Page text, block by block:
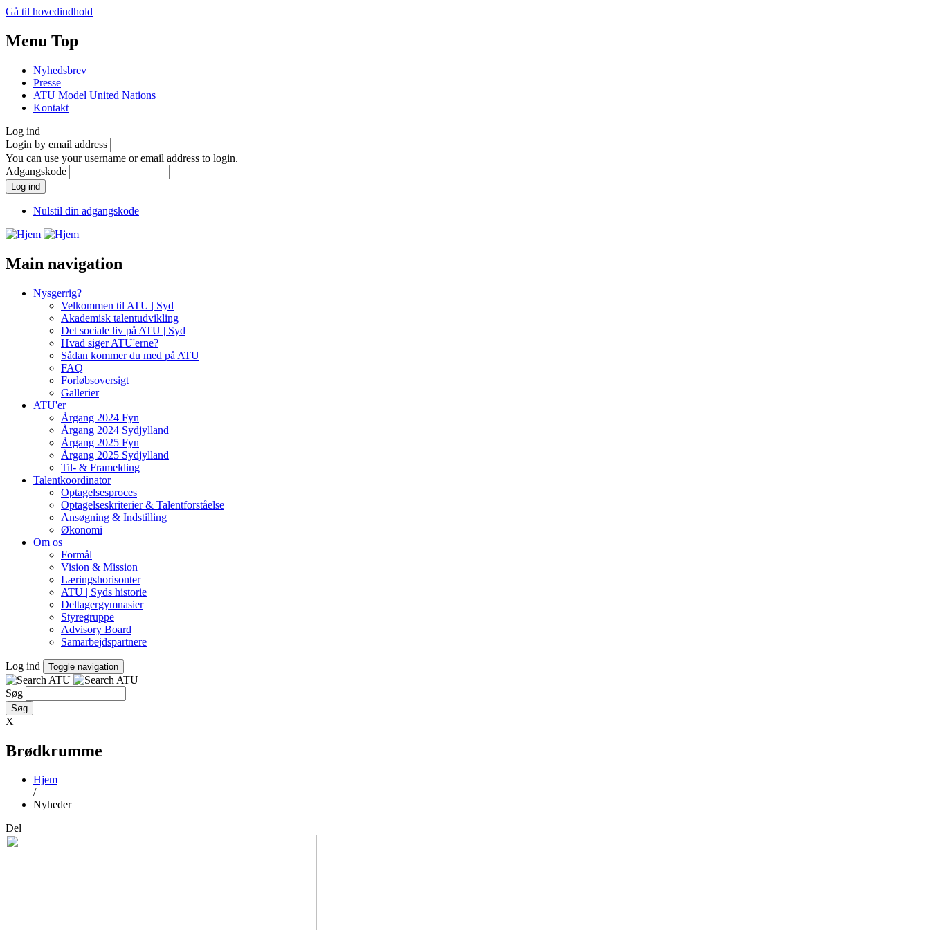
Gå til hovedindhold
Menu Top
Nyhedsbrev
Presse
ATU Model United Nations
Kontakt
Log ind
Login by email address
You can use your username or email address to login.
Adgangskode
Nulstil din adgangskode
Main navigation
Nysgerrig?
Velkommen til ATU | Syd
Akademisk talentudvikling
Det sociale liv på ATU | Syd
Hvad siger ATU'erne?
Sådan kommer du med på ATU
FAQ
Forløbsoversigt
Gallerier
ATU'er
Årgang 2024 Fyn
Årgang 2024 Sydjylland
Årgang 2025 Fyn
Årgang 2025 Sydjylland
Til- & Framelding
Talentkoordinator
Optagelsesproces
Optagelseskriterier & Talentforståelse
Ansøgning & Indstilling
Økonomi
Om os
Formål
Vision & Mission
Læringshorisonter
ATU | Syds historie
Deltagergymnasier
Styregruppe
Advisory Board
Samarbejdspartnere
Log ind Toggle navigation
Søg
X
Brødkrumme
Hjem
/
Nyheder
Del